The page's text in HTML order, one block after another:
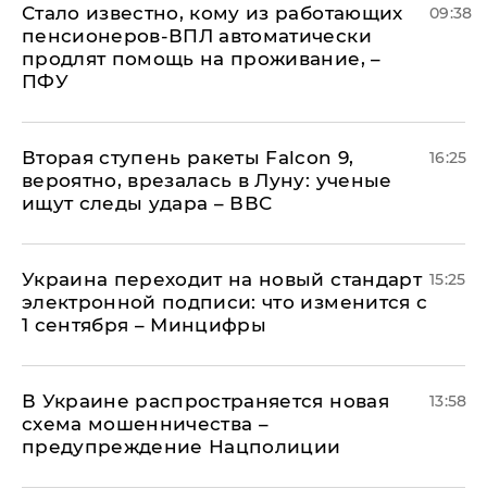
Стало известно, кому из работающих
пенсионеров-ВПЛ автоматически
продлят помощь на проживание, –
ПФУ
09:38
Вторая ступень ракеты Falcon 9,
вероятно, врезалась в Луну: ученые
ищут следы удара – ВВС
16:25
Украина переходит на новый стандарт
электронной подписи: что изменится с
1 сентября – Минцифры
15:25
В Украине распространяется новая
схема мошенничества –
предупреждение Нацполиции
13:58